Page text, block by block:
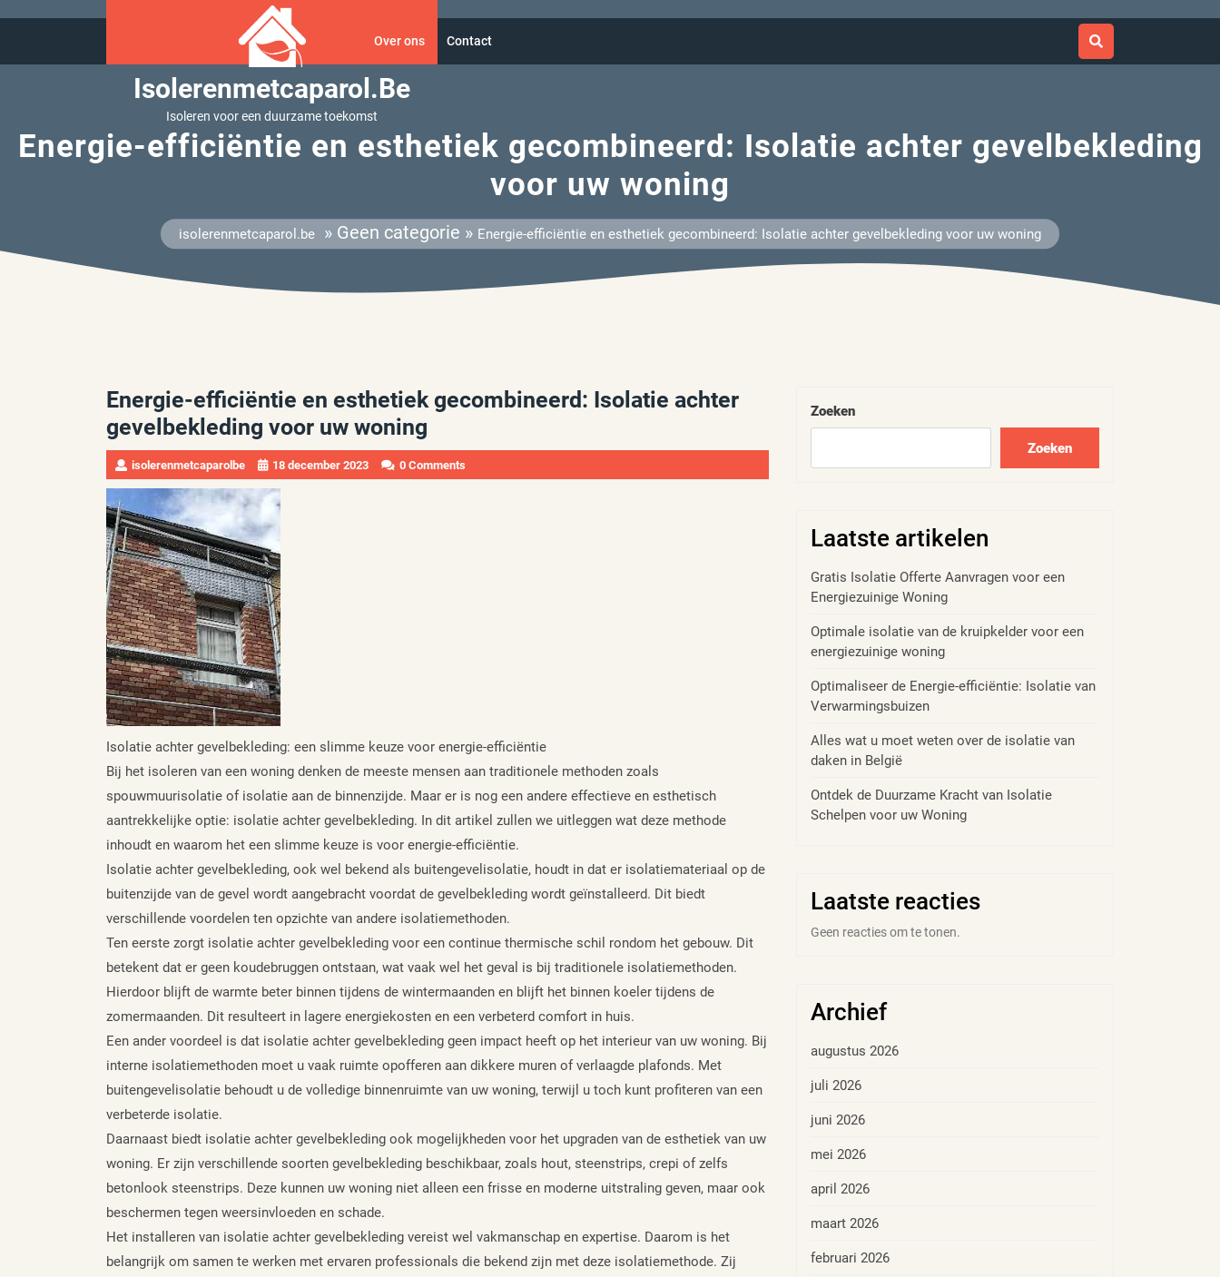
Isolerenmetcaparol.be
Isoleren voor een duurzame toekomst
Over ons Contact
Energie-efficiëntie en esthetiek gecombineerd: Isolatie achter gevelbekleding
voor uw woning
isolerenmetcaparol.be » Geen categorie » Energie-efficiëntie en esthetiek gecombineerd: Isolatie achter gevelbekleding voor uw woning
Energie-efficiëntie en esthetiek gecombineerd: Isolatie achter
gevelbekleding voor uw woning
isolerenmetcaparolbe 18 december 2023 0 Comments
Isolatie achter gevelbekleding: een slimme keuze voor energie-efficiëntie
Bij het isoleren van een woning denken de meeste mensen aan traditionele methoden zoals
spouwmuurisolatie of isolatie aan de binnenzijde. Maar er is nog een andere effectieve en esthetisch
aantrekkelijke optie: isolatie achter gevelbekleding. In dit artikel zullen we uitleggen wat deze methode
inhoudt en waarom het een slimme keuze is voor energie-efficiëntie.
Isolatie achter gevelbekleding, ook wel bekend als buitengevelisolatie, houdt in dat er isolatiemateriaal op de
buitenzijde van de gevel wordt aangebracht voordat de gevelbekleding wordt geïnstalleerd. Dit biedt
verschillende voordelen ten opzichte van andere isolatiemethoden.
Ten eerste zorgt isolatie achter gevelbekleding voor een continue thermische schil rondom het gebouw. Dit
betekent dat er geen koudebruggen ontstaan, wat vaak wel het geval is bij traditionele isolatiemethoden.
Hierdoor blijft de warmte beter binnen tijdens de wintermaanden en blijft het binnen koeler tijdens de
zomermaanden. Dit resulteert in lagere energiekosten en een verbeterd comfort in huis.
Een ander voordeel is dat isolatie achter gevelbekleding geen impact heeft op het interieur van uw woning. Bij
interne isolatiemethoden moet u vaak ruimte opofferen aan dikkere muren of verlaagde plafonds. Met
buitengevelisolatie behoudt u de volledige binnenruimte van uw woning, terwijl u toch kunt profiteren van een
verbeterde isolatie.
Daarnaast biedt isolatie achter gevelbekleding ook mogelijkheden voor het upgraden van de esthetiek van uw
woning. Er zijn verschillende soorten gevelbekleding beschikbaar, zoals hout, steenstrips, crepi of zelfs
betonlook steenstrips. Deze kunnen uw woning niet alleen een frisse en moderne uitstraling geven, maar ook
beschermen tegen weersinvloeden en schade.
Het installeren van isolatie achter gevelbekleding vereist wel vakmanschap en expertise. Daarom is het
belangrijk om samen te werken met ervaren professionals die bekend zijn met deze isolatiemethode. Zij
Zoeken
Zoeken
Laatste artikelen
Gratis Isolatie Offerte Aanvragen voor een
Energiezuinige Woning
Optimale isolatie van de kruipkelder voor een
energiezuinige woning
Optimaliseer de Energie-efficiëntie: Isolatie van
Verwarmingsbuizen
Alles wat u moet weten over de isolatie van
daken in België
Ontdek de Duurzame Kracht van Isolatie
Schelpen voor uw Woning
Laatste reacties
Geen reacties om te tonen.
Archief
augustus 2026
juli 2026
juni 2026
mei 2026
april 2026
maart 2026
februari 2026